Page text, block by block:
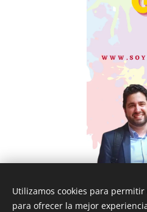
Utilizamos cookies para
para ofrecer la mejor